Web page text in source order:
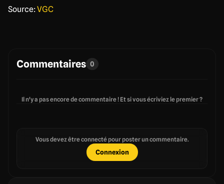
Source:VGC
Commentaires 0
Il n'y a pas encore de commentaire ! Et si vous écriviez le premier ?
Vous devez être connecté pour poster un commentaire.
Connexion